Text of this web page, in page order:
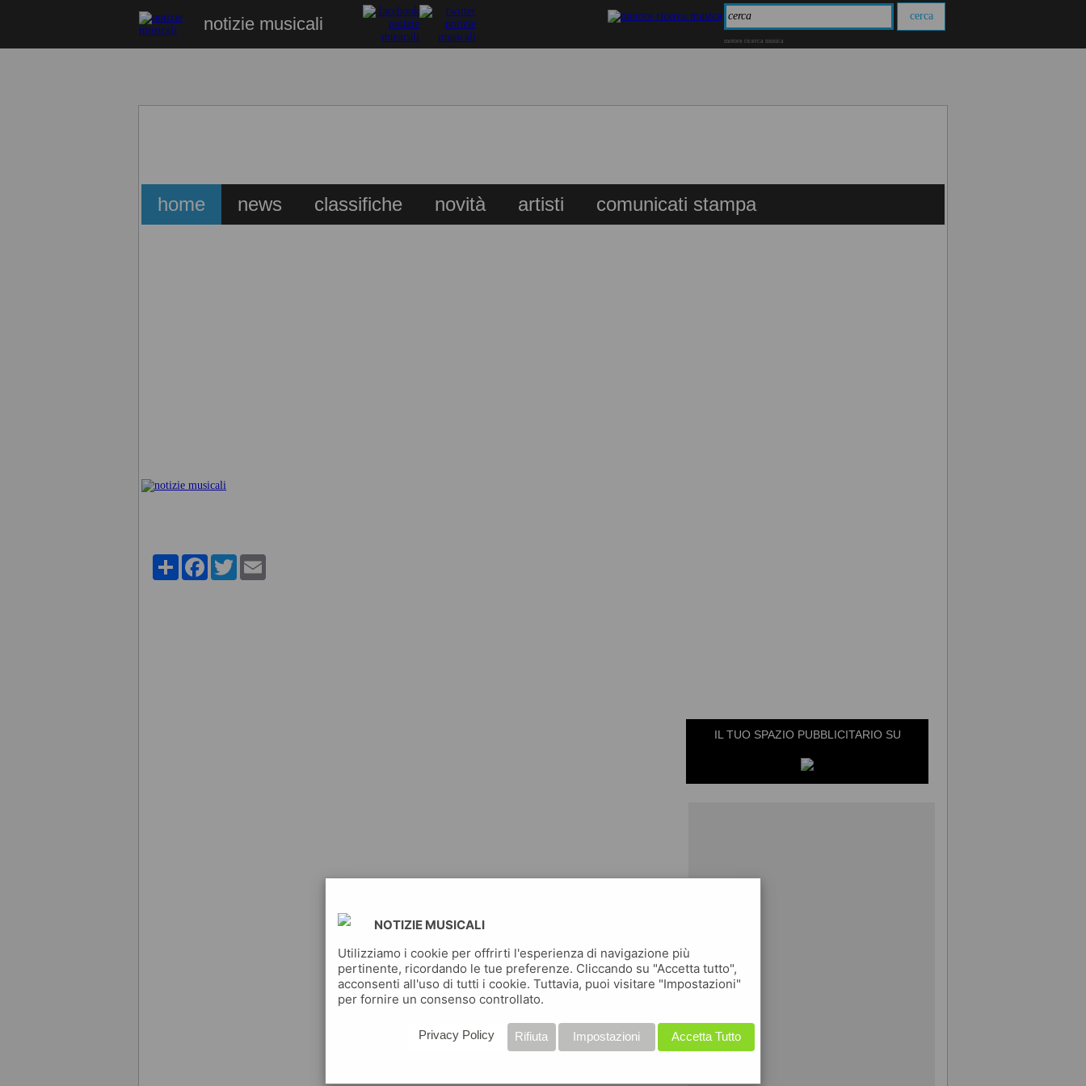
notizie musicali
motore ricerca musica
home news classifiche novità artisti comunicati stampa
Share FacebookTwitter
IL TUO SPAZIO PUBBLICITARIO SU
NOTIZIE MUSICALI
Utilizziamo i cookie per offrirti l'esperienza di navigazione più
pertinente, ricordando le tue preferenze. Cliccando su "Accetta tutto",
acconsenti all'uso di tutti i cookie. Tuttavia, puoi visitare "Impostazioni"
per fornire un consenso controllato.
Accetta Tutto
Impostazioni
Rifiuta
Privacy Policy